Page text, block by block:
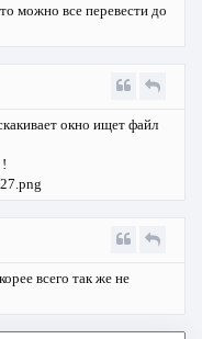
можно все перевести до
окно ищет файл
всего так же не